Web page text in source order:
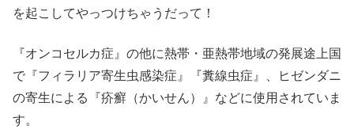
を起こしてやっつけちゃうだって！
『オンコセルカ症』の他に熱帯・亜熱帯地域の発展途上国
で『フィラリア寄生虫感染症』『糞線虫症』、ヒゼンダニ
の寄生による『疥癬（かいせん）』などに使用されていま
す。